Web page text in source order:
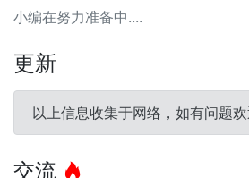
小编在努力准备中....
更新
以上信息收集于网络，如有问题欢
交流